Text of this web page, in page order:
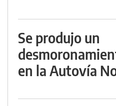
Se produjo un
en la Autovía